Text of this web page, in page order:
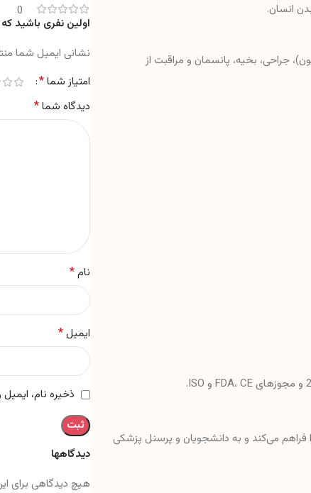
جراحی، بخیه، پانسمان و مراقبت از
فراهم می‌کند و به دانشجویان و پرسنل پزشکی
0
دیدگاهها
هیچ دیدگاهی برای
اولین نفری باشید
نشانی ایمیل شما
امتیاز شما*
دیدگاه شما*
نام*
ایمیل*
ذخیره نام،